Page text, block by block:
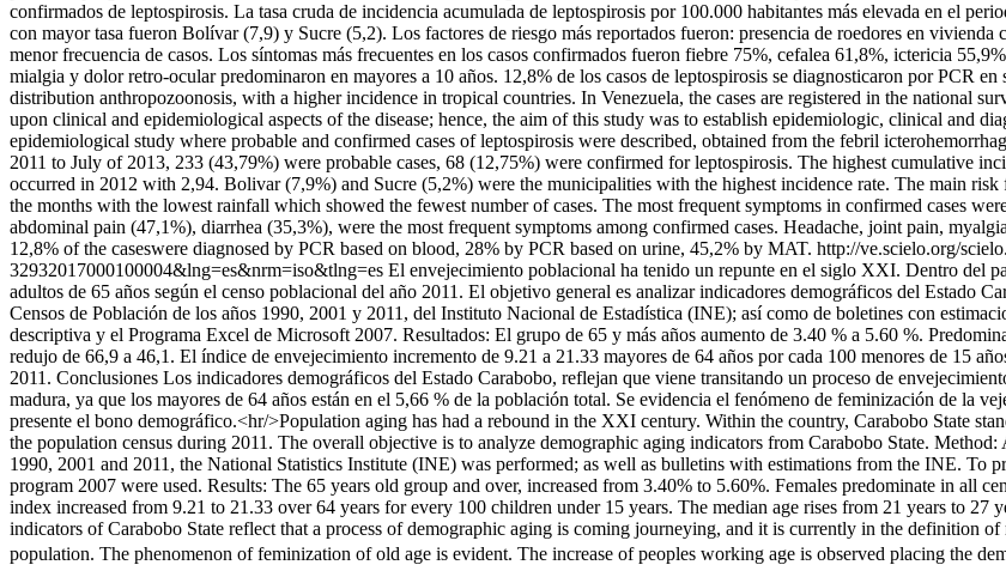
confirmados de leptospirosis. La tasa cruda de incidencia acumulada de leptospirosis por 100.000 habitantes más elevada en el
con mayor tasa fueron Bolívar (7,9) y Sucre (5,2). Los factores de riesgo más reportados fueron: presencia de roedores en
menor frecuencia de casos. Los síntomas más frecuentes en los casos confirmados fueron fiebre 75%, cefalea 61,8%, ictericia
mialgia y dolor retro-ocular predominaron en mayores a 10 años. 12,8% de los casos de leptospirosis se diagnosticaron por PCR
distribution anthropozoonosis, with a higher incidence in tropical countries. In Venezuela, the cases are registered in the national
upon clinical and epidemiological aspects of the disease; hence, the aim of this study was to establish epidemiologic, clinical and
epidemiological study where probable and confirmed cases of leptospirosis were described, obtained from the febril
2011 to July of 2013, 233 (43,79%) were probable cases, 68 (12,75%) were confirmed for leptospirosis. The highest cumulative
occurred in 2012 with 2,94. Bolivar (7,9%) and Sucre (5,2%) were the municipalities with the highest incidence rate. The main
the months with the lowest rainfall which showed the fewest number of cases. The most frequent symptoms in confirmed cases
abdominal pain (47,1%), diarrhea (35,3%), were the most frequent symptoms among confirmed cases. Headache, joint pain,
12,8% of the caseswere diagnosed by PCR based on blood, 28% by PCR based on urine, 45,2% by MAT. http://ve.scielo.org/
32932017000100004&lng=es&nrm=iso&tlng=es El envejecimiento poblacional ha tenido un repunte en el siglo XXI. Dentro del
adultos de 65 años según el censo poblacional del año 2011. El objetivo general es analizar indicadores demográficos del Estado
Censos de Población de los años 1990, 2001 y 2011, del Instituto Nacional de Estadística (INE); así como de boletines con
descriptiva y el Programa Excel de Microsoft 2007. Resultados: El grupo de 65 y más años aumento de 3.40 % a 5.60 %.
redujo de 66,9 a 46,1. El índice de envejecimiento incremento de 9.21 a 21.33 mayores de 64 años por cada 100 menores de 15
2011. Conclusiones Los indicadores demográficos del Estado Carabobo, reflejan que viene transitando un proceso de
madura, ya que los mayores de 64 años están en el 5,66 % de la población total. Se evidencia el fenómeno de feminización de la
presente el bono demográfico.<hr/>Population aging has had a rebound in the XXI century. Within the country, Carabobo State
the population census during 2011. The overall objective is to analyze demographic aging indicators from Carabobo State.
1990, 2001 and 2011, the National Statistics Institute (INE) was performed; as well as bulletins with estimations from the INE. To
program 2007 were used. Results: The 65 years old group and over, increased from 3.40% to 5.60%. Females predominate in all
index increased from 9.21 to 21.33 over 64 years for every 100 children under 15 years. The median age rises from 21 years to 27
indicators of Carabobo State reflect that a process of demographic aging is coming journeying, and it is currently in the definition
population. The phenomenon of feminization of old age is evident. The increase of peoples working age is observed placing the